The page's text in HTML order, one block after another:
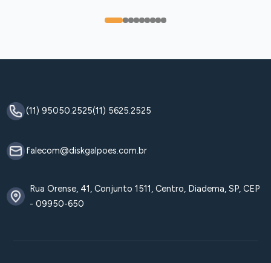
0 12345678
(11) 95050.2525(11) 5625.2525
falecom@diskgalpoes.com.br
Rua Orense, 41, Conjunto 1511, Centro, Diadema, SP, CEP
- 09950-650